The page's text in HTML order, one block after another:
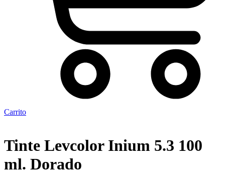
Carrito
Tinte Levcolor Inium 5.3 100
ml. Dorado